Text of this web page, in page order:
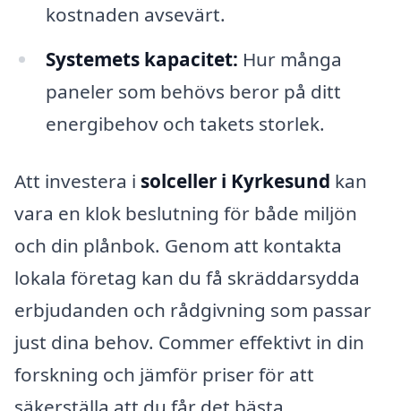
kostnaden avsevärt.
Systemets kapacitet: Hur många
paneler som behövs beror på ditt
energibehov och takets storlek.
Att investera i solceller i Kyrkesund kan
vara en klok beslutning för både miljön
och din plånbok. Genom att kontakta
lokala företag kan du få skräddarsydda
erbjudanden och rådgivning som passar
just dina behov. Commer effektivt in din
forskning och jämför priser för att